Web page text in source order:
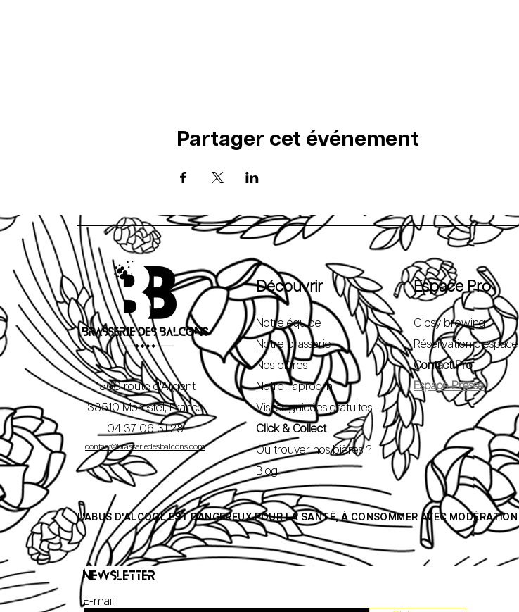
Partager cet événement
1560 route d'Argent
38510 Morestel, France
04 37 06 31 28
contact@brasseriedesbalcons.com
Découvrir
Notre équipe
Notre brasserie
Nos bières
Notre Taproom
Visites guidées gratuites
Click & Collect
Où trouver nos bières ?
Blog
Espace Pro
Gipsy brewing
Réservation d'espace
Contact Pro
Espace Presse
L'ABUS D'ALCOOL EST DANGEREUX POUR LA SANTÉ, À CONSOMMER AVEC MODÉRATION
Newsletter
E-mail